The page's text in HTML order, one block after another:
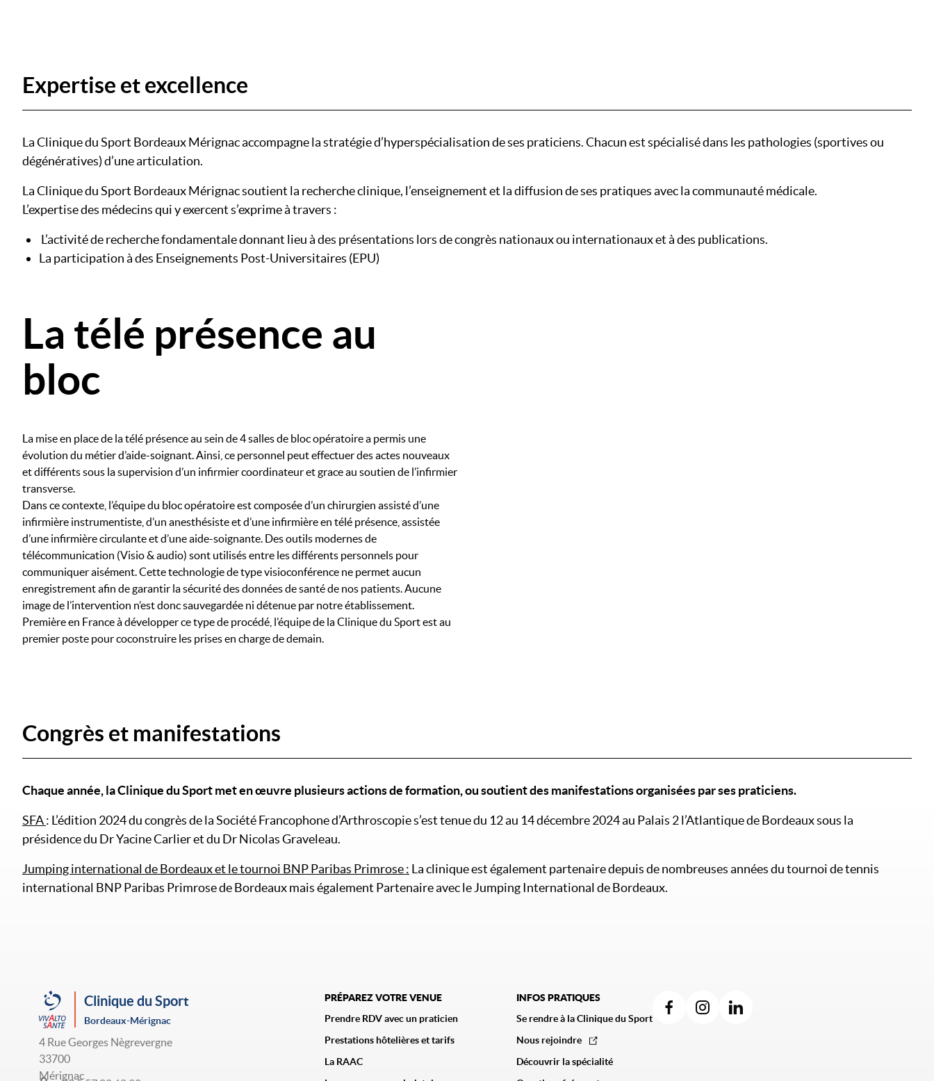
Expertise et excellence
La Clinique du Sport Bordeaux Mérignac accompagne la stratégie d’hyperspécialisation de ses praticiens. Chacun est spécialisé dans les pathologies (sportives ou
dégénératives) d’une articulation.
La Clinique du Sport Bordeaux Mérignac soutient la recherche clinique, l’enseignement et la diffusion de ses pratiques avec la communauté médicale.
L’expertise des médecins qui y exercent s’exprime à travers :
L’activité de recherche fondamentale donnant lieu à des présentations lors de congrès nationaux ou internationaux et à des publications.
La participation à des Enseignements Post-Universitaires (EPU)
La télé présence au
bloc
La mise en place de la télé présence au sein de 4 salles de bloc opératoire a permis une
évolution du métier d’aide-soignant. Ainsi, ce personnel peut effectuer des actes nouveaux
et différents sous la supervision d’un infirmier coordinateur et grace au soutien de l’infirmier
transverse.
Dans ce contexte, l’équipe du bloc opératoire est composée d’un chirurgien assisté d’une
infirmière instrumentiste, d’un anesthésiste et d’une infirmière en télé présence, assistée
d’une infirmière circulante et d’une aide-soignante. Des outils modernes de
télécommunication (Visio & audio) sont utilisés entre les différents personnels pour
communiquer aisément. Cette technologie de type visioconférence ne permet aucun
enregistrement afin de garantir la sécurité des données de santé de nos patients. Aucune
image de l’intervention n’est donc sauvegardée ni détenue par notre établissement.
Première en France à développer ce type de procédé, l’équipe de la Clinique du Sport est au
premier poste pour coconstruire les prises en charge de demain.
Congrès et manifestations
Chaque année, la Clinique du Sport met en œuvre plusieurs actions de formation, ou soutient des manifestations organisées par ses praticiens.
SFA: L’édition 2024 du congrès de la Société Francophone d’Arthroscopie s’est tenue du 12 au 14 décembre 2024 au Palais 2 l’Atlantique de Bordeaux sous la
présidence du Dr Yacine Carlier et du Dr Nicolas Graveleau.
Jumping international de Bordeaux et le tournoi BNP Paribas Primrose : La clinique est également partenaire depuis de nombreuses années du tournoi de tennis
international BNP Paribas Primrose de Bordeaux mais également Partenaire avec le Jumping International de Bordeaux.
Clinique du Sport
Bordeaux-Mérignac
4 Rue Georges Nègrevergne
33700
Mérignac
PRÉPAREZ VOTRE VENUE
Prendre RDV avec un praticien
Prestations hôtelières et tarifs
La RAAC
INFOS PRATIQUES
Se rendre à la Clinique du Sport
Nous rejoindre
Découvrir la spécialité